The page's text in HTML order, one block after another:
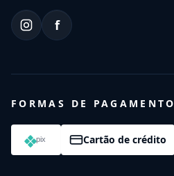
f
FORMAS DE PAGAMENTO
Cartão de crédito